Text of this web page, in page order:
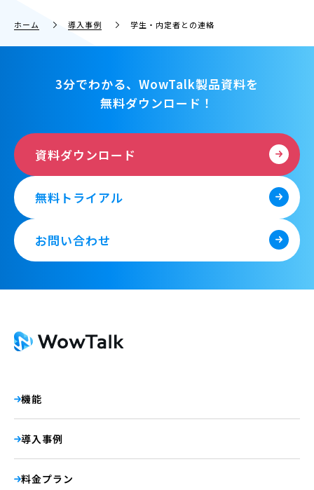
ホーム 導入事例 学生・内定者との連絡
3分でわかる、WowTalk製品資料を
無料ダウンロード！
資料ダウンロード
無料トライアル
お問い合わせ
機能
導入事例
料金プラン